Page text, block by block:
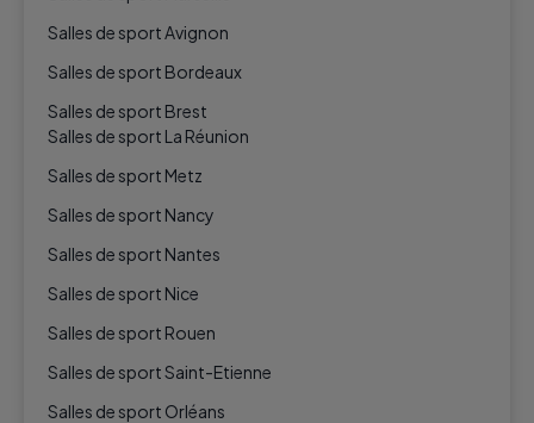
Salles de sport Avignon
Salles de sport Bordeaux
Salles de sport Brest
Salles de sport La Réunion
Salles de sport Metz
Salles de sport Nancy
Salles de sport Nantes
Salles de sport Nice
Salles de sport Rouen
Salles de sport Saint-Etienne
Salles de sport Orléans